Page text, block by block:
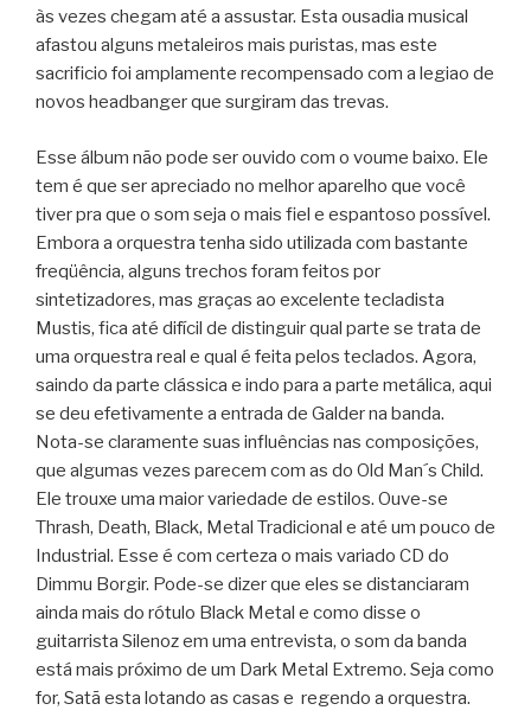
às vezes chegam até a assustar. Esta ousadia musical
afastou alguns metaleiros mais puristas, mas este
sacrificio foi amplamente recompensado com a legiao de
novos headbanger que surgiram das trevas.
Esse álbum não pode ser ouvido com o voume baixo. Ele
tem é que ser apreciado no melhor aparelho que você
tiver pra que o som seja o mais fiel e espantoso possível.
Embora a orquestra tenha sido utilizada com bastante
freqüência, alguns trechos foram feitos por
sintetizadores, mas graças ao excelente tecladista
Mustis, fica até difícil de distinguir qual parte se trata de
uma orquestra real e qual é feita pelos teclados. Agora,
saindo da parte clássica e indo para a parte metálica, aqui
se deu efetivamente a entrada de Galder na banda.
Nota-se claramente suas influências nas composições,
que algumas vezes parecem com as do Old Man´s Child.
Ele trouxe uma maior variedade de estilos. Ouve-se
Thrash, Death, Black, Metal Tradicional e até um pouco de
Industrial. Esse é com certeza o mais variado CD do
Dimmu Borgir. Pode-se dizer que eles se distanciaram
ainda mais do rótulo Black Metal e como disse o
guitarrista Silenoz em uma entrevista, o som da banda
está mais próximo de um Dark Metal Extremo. Seja como
for, Satã esta lotando as casas e regendo a orquestra.